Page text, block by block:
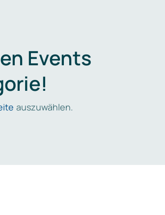
Events
auszuwählen.